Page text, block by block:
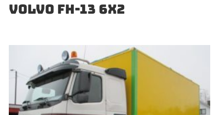
VOLVO FH-13 6X2